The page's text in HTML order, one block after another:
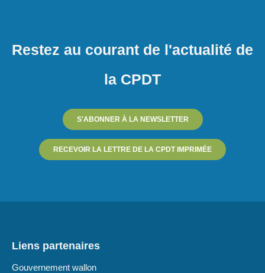
Restez au courant de l'actualité de
la CPDT
S'ABONNER À LA NEWSLETTER
RECEVOIR LA LETTRE DE LA CPDT IMPRIMÉE
Liens partenaires
Gouvernement wallon